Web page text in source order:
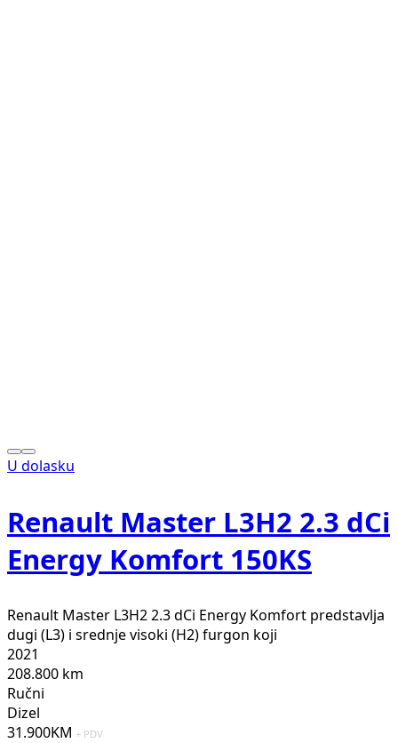
U dolasku
Renault Master L3H2 2.3 dCi
Energy Komfort 150KS
Renault Master L3H2 2.3 dCi Energy Komfort predstavlja
dugi (L3) i srednje visoki (H2) furgon koji
2021
208.800 km
Ručni
Dizel
31.900KM